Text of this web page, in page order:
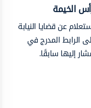
الخيمة
عن قضايا النيابة
الرابط المدرج في
إليها سابقًا.